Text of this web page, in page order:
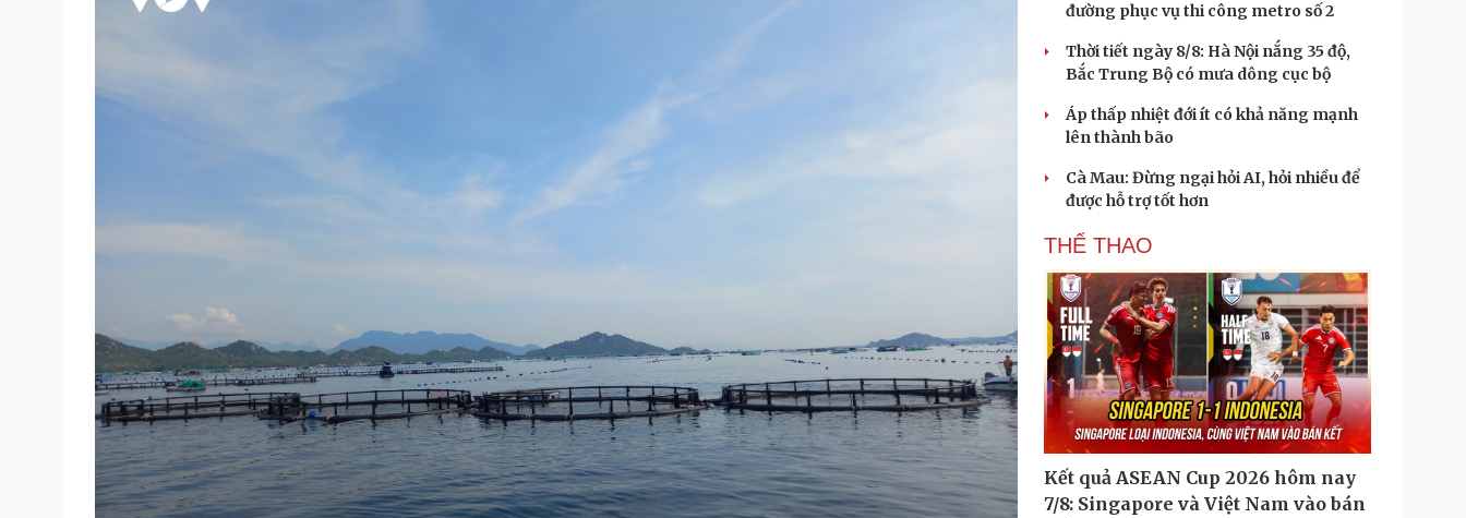
đường phục vụ thi công metro số 2
Thời tiết ngày 8/8: Hà Nội nắng 35 độ,
Bắc Trung Bộ có mưa dông cục bộ
Áp thấp nhiệt đới ít có khả năng mạnh
lên thành bão
Cà Mau: Đừng ngại hỏi AI, hỏi nhiều để
được hỗ trợ tốt hơn
THỂ THAO
Kết quả ASEAN Cup 2026 hôm nay
7/8: Singapore và Việt Nam vào bán